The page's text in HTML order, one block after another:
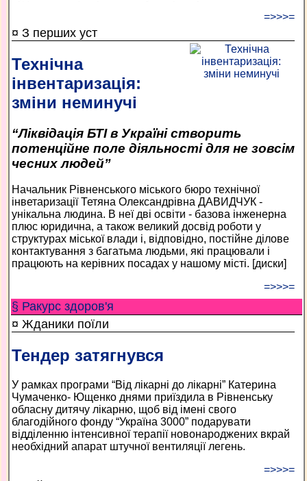
=>>>=
¤ З перших уст
Технічна
інвентаризація:
зміни неминучі
“Ліквідація БТІ в Україні створить
потенційне поле діяльності для не зовсім
чесних людей”
Начальник Рівненського міського бюро технічної
інветаризації Тетяна Олександрівна ДАВИДЧУК -
унікальна людина. В неї дві освіти - базова інженерна
плюс юридична, а також великий досвід роботи у
структурах міської влади і, відповідно, постійне ділове
контактування з багатьма людьми, які працювали і
працюють на керівних посадах у нашому місті. [диски]
=>>>=
§ Ракурс здоров'я
¤ Жданики поїли
Тендер затягнувся
У рамках програми “Від лікарні до лікарні” Катерина
Чумаченко- Ющенко днями приїздила в Рівненську
обласну дитячу лікарню, щоб від імені свого
благодійного фонду “Україна 3000” подарувати
відділенню інтенсивної терапії новонароджених вкрай
необхідний апарат штучної вентиляції легень.
=>>>=